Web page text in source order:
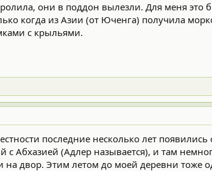
они в поддон вылезли. Для меня
когда из Азии (от Юченга) получила
с крыльями.
последние несколько лет
с Абхазией (Адлер называется), и там
двор. Этим летом до моей деревни тоже